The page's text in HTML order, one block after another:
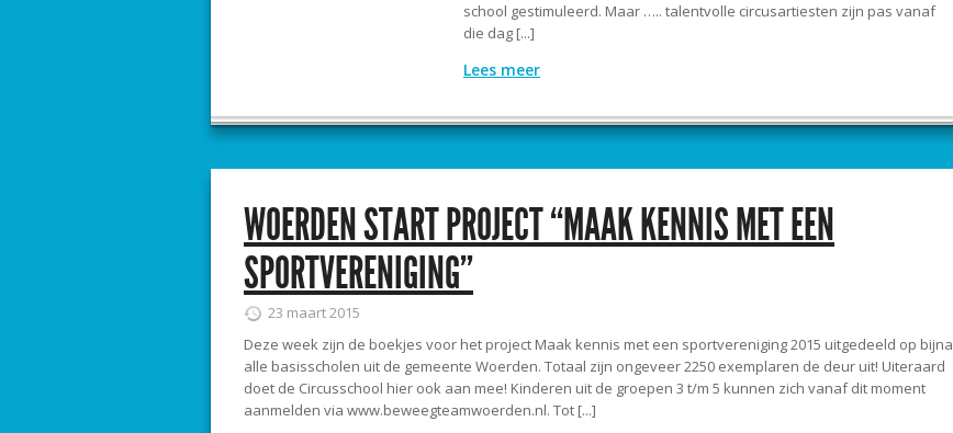
school gestimuleerd. Maar ….. talentvolle circusartiesten zijn pas vanaf
die dag [...]
Lees meer
WOERDEN START PROJECT “MAAK KENNIS MET EEN
SPORTVERENIGING”
23 maart 2015
Deze week zijn de boekjes voor het project Maak kennis met een sportvereniging 2015 uitgedeeld op bijna
alle basisscholen uit de gemeente Woerden. Totaal zijn ongeveer 2250 exemplaren de deur uit! Uiteraard
doet de Circusschool hier ook aan mee! Kinderen uit de groepen 3 t/m 5 kunnen zich vanaf dit moment
aanmelden via www.beweegteamwoerden.nl. Tot [...]